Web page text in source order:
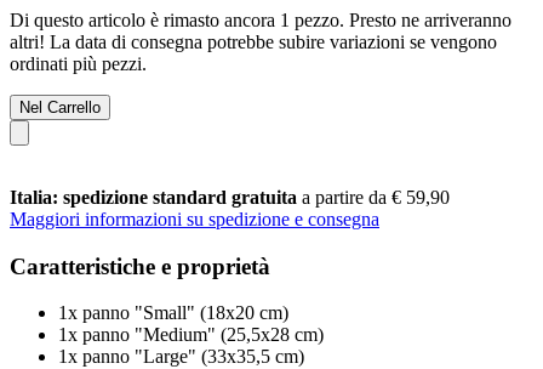
Di questo articolo è rimasto ancora 1 pezzo. Presto ne arriveranno
altri! La data di consegna potrebbe subire variazioni se vengono
ordinati più pezzi.
Nel Carrello
Italia: spedizione standard gratuita a partire da € 59,90
Maggiori informazioni su spedizione e consegna
Caratteristiche e proprietà
1x panno "Small" (18x20 cm)
1x panno "Medium" (25,5x28 cm)
1x panno "Large" (33x35,5 cm)